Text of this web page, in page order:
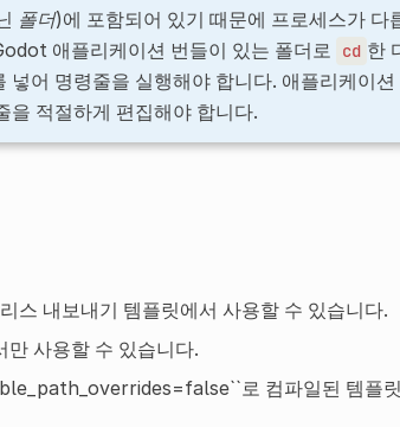
폴더)에 포함되어 있기 때문에 프로세스가 다
애플리케이션 번들이 있는 폴더로
cd 한
넣어 명령줄을 실행해야 합니다. 애플리케이
을 적절하게 편집해야 합니다.
스 내보내기 템플릿에서 사용할 수 있습니다.
만 사용할 수 있습니다.
로 컴파일된 템플